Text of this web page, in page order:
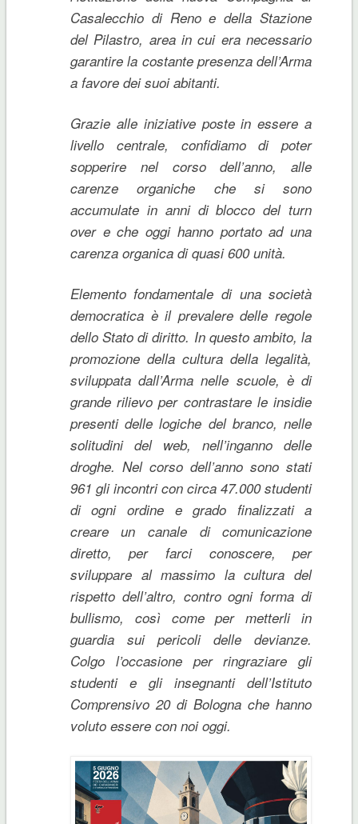
Casalecchio di Reno e della Stazione
del Pilastro, area in cui era necessario
garantire la costante presenza dell’Arma
a favore dei suoi abitanti.
Grazie alle iniziative poste in essere a
livello centrale, confidiamo di poter
sopperire nel corso dell’anno, alle
carenze organiche che si sono
accumulate in anni di blocco del turn
over e che oggi hanno portato ad una
carenza organica di quasi 600 unità.
Elemento fondamentale di una società
democratica è il prevalere delle regole
dello Stato di diritto. In questo ambito, la
promozione della cultura della legalità,
sviluppata dall’Arma nelle scuole, è di
grande rilievo per contrastare le insidie
presenti delle logiche del branco, nelle
solitudini del web, nell’inganno delle
droghe. Nel corso dell’anno sono stati
961 gli incontri con circa 47.000 studenti
di ogni ordine e grado finalizzati a
creare un canale di comunicazione
diretto, per farci conoscere, per
sviluppare al massimo la cultura del
rispetto dell’altro, contro ogni forma di
bullismo, così come per metterli in
guardia sui pericoli delle devianze.
Colgo l’occasione per ringraziare gli
studenti e gli insegnanti dell’Istituto
Comprensivo 20 di Bologna che hanno
voluto essere con noi oggi.